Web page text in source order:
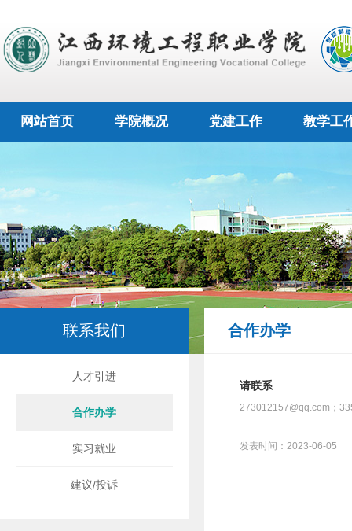
网站首页 学院概况 党建工作 教学工
联系我们
人才引进
合作办学
实习就业
建议/投诉
合作办学
请联系
273012157@qq.com；
发表时间：2023-06-05